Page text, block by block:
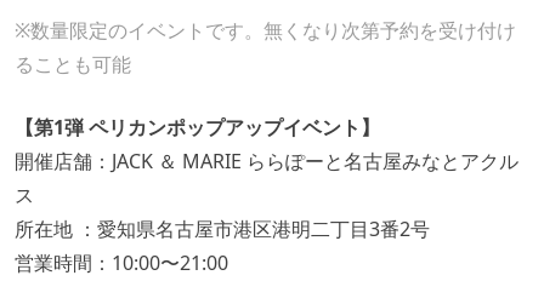
※数量限定のイベントです。無くなり次第予約を受け付け
ることも可能
【第1弾 ペリカンポップアップイベント】
開催店舗：JACK ＆ MARIE ららぽーと名古屋みなとアクル
ス
所在地 ：愛知県名古屋市港区港明二丁目3番2号
営業時間：10:00〜21:00